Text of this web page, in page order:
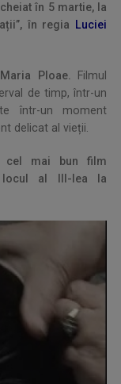
în 5 martie, la
în regia
Luciei
Ploae.
Filmul
de timp, într-un
într-un moment
delicat al vieții.
cel mai bun film
locul al III-lea la